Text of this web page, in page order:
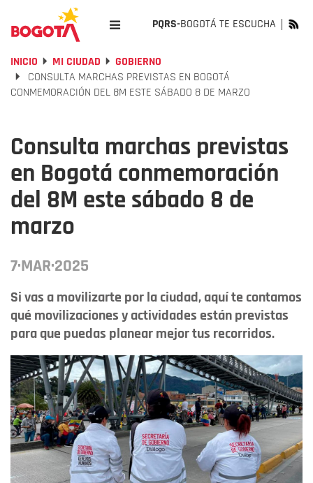
PQRS-BOGOTÁ TE ESCUCHA
INICIO MI CIUDAD
GOBIERNO
CONSULTA MARCHAS PREVISTAS EN BOGOTÁ
CONMEMORACIÓN DEL 8M ESTE SÁBADO 8 DE MARZO
Consulta marchas previstas
en Bogotá conmemoración
del 8M este sábado 8 de
marzo
7·MAR·2025
Si vas a movilizarte por la ciudad, aquí te contamos
qué movilizaciones y actividades están previstas
para que puedas planear mejor tus recorridos.